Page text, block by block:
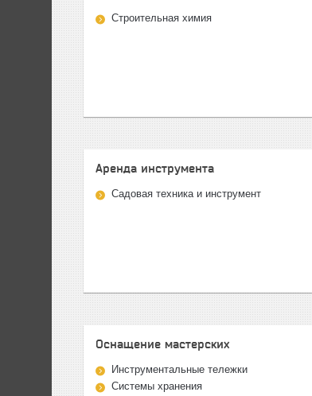
Строительная химия
Аренда инструмента
Садовая техника и инструмент
Оснащение мастерских
Инструментальные тележки
Системы хранения